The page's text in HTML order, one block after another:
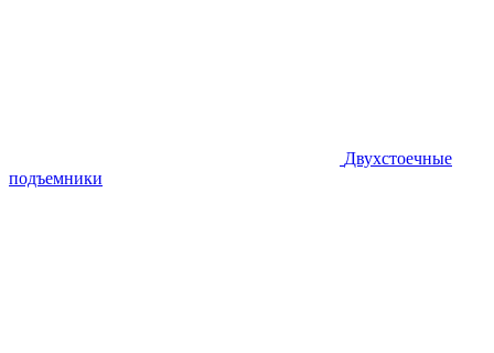
Двухстоечные
подъемники